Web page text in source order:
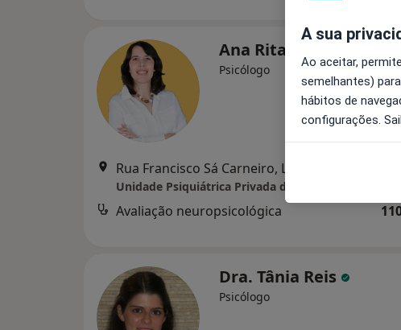
Ana Rita Sousa E Silva
Psicólogo
Unidade Psiquiátrica Privada de Coimbra
Avaliação neuropsicológica
Dra. Tânia Reis
Psicólogo
A sua
Ao aceitar,
semelhantes)
hábitos de
configurações.